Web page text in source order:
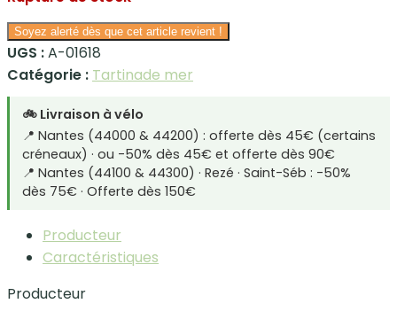
Soyez alerté dès que cet article revient !
UGS :A-01618
Catégorie : Tartinade mer
🚲 Livraison à vélo
📍 Nantes (44000 & 44200) : offerte dès 45€ (certains
créneaux) · ou -50% dès 45€ et offerte dès 90€
📍 Nantes (44100 & 44300) · Rezé · Saint-Séb : -50%
dès 75€ · Offerte dès 150€
Producteur
Caractéristiques
Producteur